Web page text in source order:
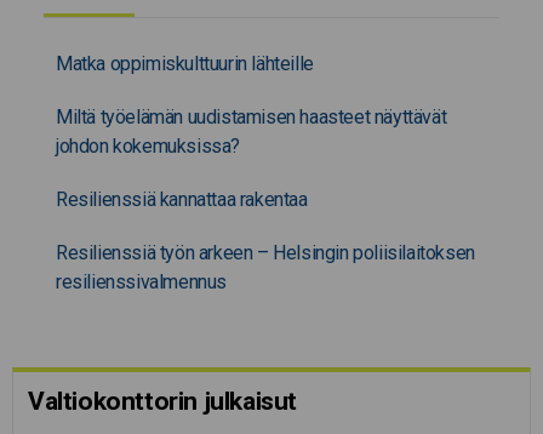
Matka oppimiskulttuurin lähteille
Miltä työelämän uudistamisen haasteet näyttävät
johdon kokemuksissa?
Resilienssiä kannattaa rakentaa
Resilienssiä työn arkeen – Helsingin poliisilaitoksen
resilienssivalmennus
Valtiokonttorin julkaisut